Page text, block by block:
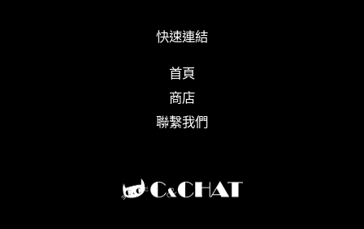
快速連結
首頁
商店
聯繫我們